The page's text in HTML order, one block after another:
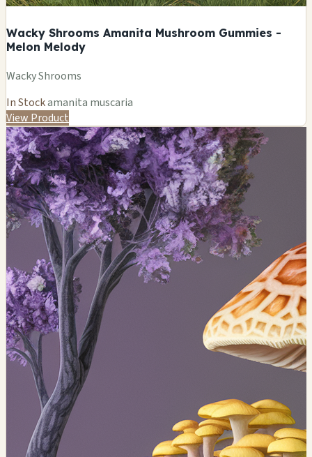
Wacky Shrooms Amanita Mushroom Gummies -
Melon Melody
Wacky Shrooms
In Stockamanita muscaria
View Product